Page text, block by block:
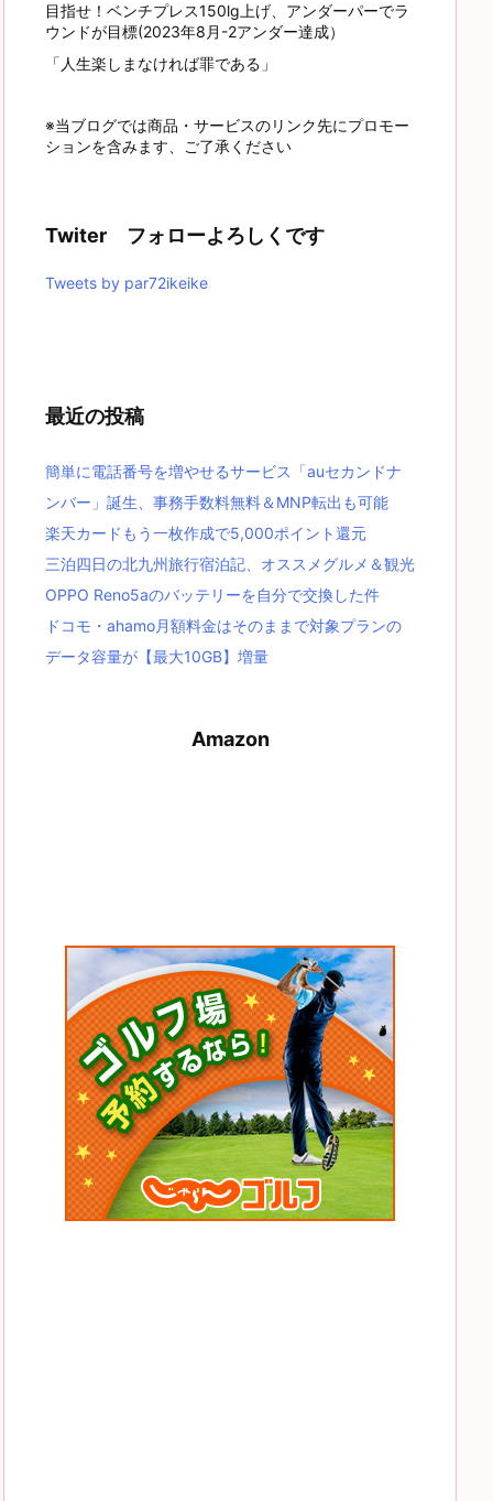
目指せ！ベンチプレス150lg上げ、アンダーパーでラ
ウンドが目標(2023年8月-2アンダー達成）
「人生楽しまなければ罪である」
※当ブログでは商品・サービスのリンク先にプロモー
ションを含みます、ご了承ください
Twiter フォローよろしくです
Tweets by par72ikeike
最近の投稿
簡単に電話番号を増やせるサービス「auセカンドナ
ンバー」誕生、事務手数料無料＆MNP転出も可能
楽天カードもう一枚作成で5,000ポイント還元
三泊四日の北九州旅行宿泊記、オススメグルメ＆観光
OPPO Reno5aのバッテリーを自分で交換した件
ドコモ・ahamo月額料金はそのままで対象プランの
データ容量が【最大10GB】増量
Amazon